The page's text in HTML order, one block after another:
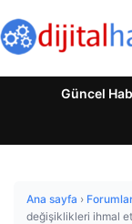
Güncel
Ana sayfa ›
değişiklikleri ihmal